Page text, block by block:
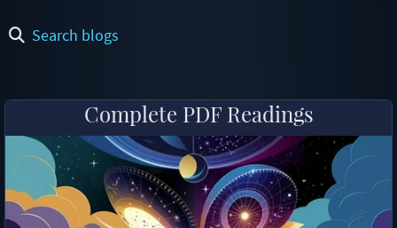
Search blogs
Complete PDF Readings